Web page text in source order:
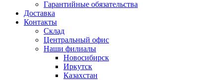
Гарантийные обязательства
Доставка
Контакты
Склад
Центральный офис
Наши филиалы
Новосибирск
Иркутск
Казахстан